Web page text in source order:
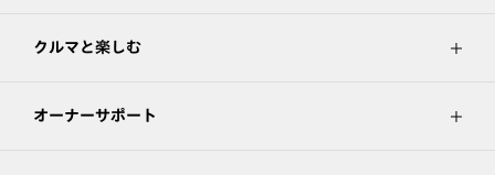
クルマと楽しむ
オーナーサポート